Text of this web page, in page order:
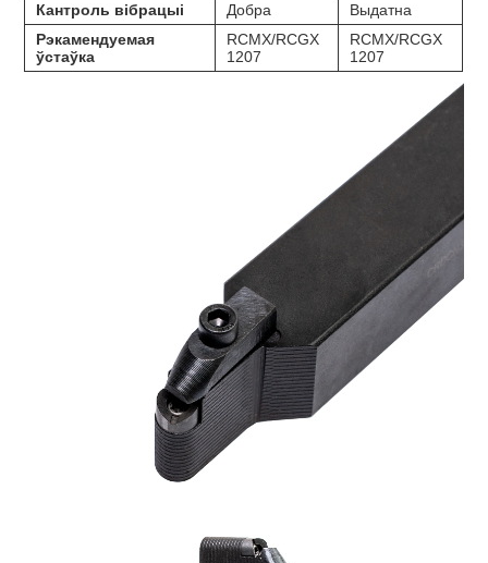
Кантроль вібрацыі Добра
Выдатна
Рэкамендуемая
ўстаўка
RCMX/RCGX
1207
RCMX/RCGX
1207